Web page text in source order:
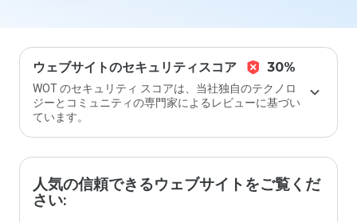
ウェブサイトのセキュリティスコア 30%
WOT のセキュリティ スコアは、当社独自のテクノロ
ジーとコミュニティの専門家によるレビューに基づい
ています。
人気の信頼できるウェブサイトをご覧くだ
さい:
価し
ます
か？